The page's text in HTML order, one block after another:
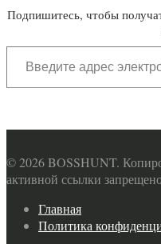
Подпишитесь, чтобы
© 2026 BOSSHUNT.
активной ссылки
Главная
Политика